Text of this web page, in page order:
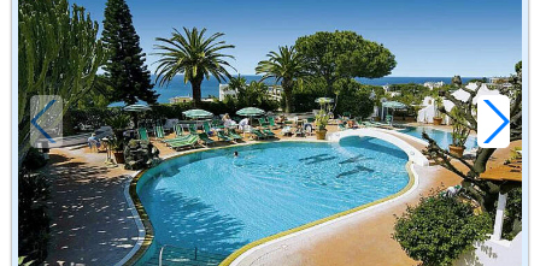
agosto
in offerta da
€66,14
a notte